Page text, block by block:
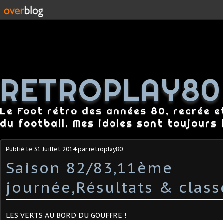
RETROPLAY80
Le Foot rétro des années 80, recrée
du football. Mes idoles sont toujours
Publié le 31 Juillet 2014par retroplay80
Saison 82/83,11ème
journée,Résultats &
LES VERTS AU BORD DU GOUFFRE !